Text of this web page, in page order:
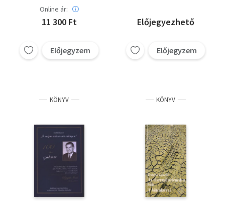
Online ár:
11 300 Ft
Előjegyzem
Előjegyezhető
Előjegyzem
KÖNYV KÖNYV